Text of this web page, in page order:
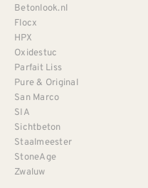
Betonlook.nl
Flocx
HPX
Oxidestuc
Parfait Liss
Pure & Original
San Marco
SIA
Sichtbeton
Staalmeester
StoneAge
Zwaluw